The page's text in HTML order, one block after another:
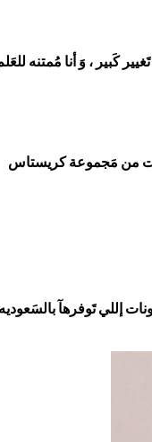
، وَ أنا مُمتنه
من مَجموعة كريستاس
إللي تَوفرهآ بالسَعوديه